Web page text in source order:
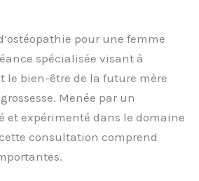
pour une femme
spécialisée visant à
le bien-être de la future mère
Menée par un
et expérimenté dans le domaine
consultation comprend